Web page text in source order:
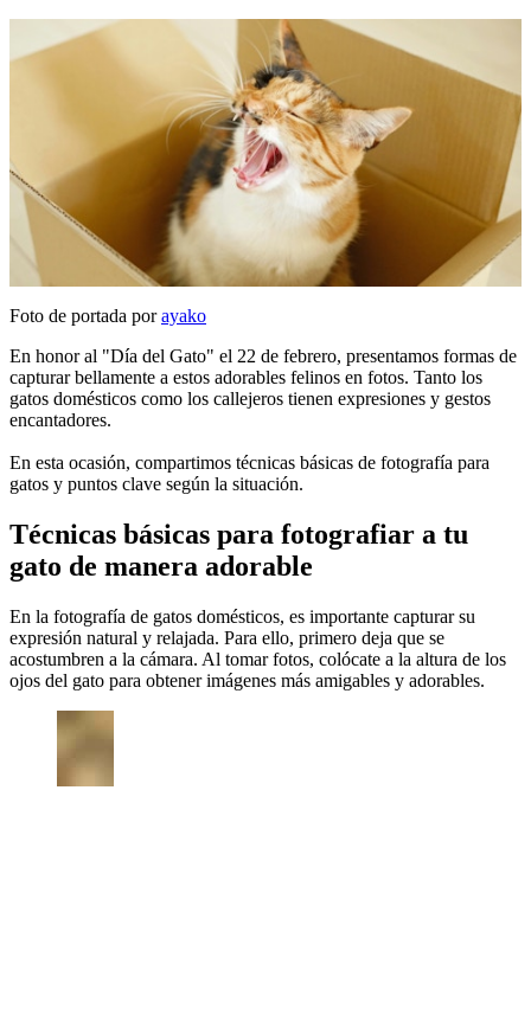
Foto de portada porayako
En honor al "Día del Gato" el 22 de febrero, presentamos formas de
capturar bellamente a estos adorables felinos en fotos. Tanto los
gatos domésticos como los callejeros tienen expresiones y gestos
encantadores.
En esta ocasión, compartimos técnicas básicas de fotografía para
gatos y puntos clave según la situación.
Técnicas básicas para fotografiar a tu
gato de manera adorable
En la fotografía de gatos domésticos, es importante capturar su
expresión natural y relajada. Para ello, primero deja que se
acostumbren a la cámara. Al tomar fotos, colócate a la altura de los
ojos del gato para obtener imágenes más amigables y adorables.